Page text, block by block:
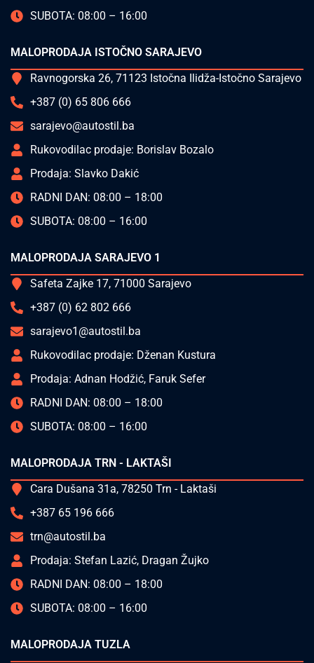
SUBOTA: 08:00 – 16:00
MALOPRODAJA ISTOČNO SARAJEVO
Ravnogorska 26, 71123 Istočna Ilidža-Istočno Sarajevo
+387 (0) 65 806 666
sarajevo@autostil.ba
Rukovodilac prodaje: Borislav Bozalo
Prodaja: Slavko Dakić
RADNI DAN: 08:00 – 18:00
SUBOTA: 08:00 – 16:00
MALOPRODAJA SARAJEVO 1
Safeta Zajke 17, 71000 Sarajevo
+387 (0) 62 802 666
sarajevo1@autostil.ba
Rukovodilac prodaje: Dženan Kustura
Prodaja: Adnan Hodžić, Faruk Sefer
RADNI DAN: 08:00 – 18:00
SUBOTA: 08:00 – 16:00
MALOPRODAJA TRN - LAKTAŠI
Cara Dušana 31a, 78250 Trn - Laktaši
+387 65 196 666
trn@autostil.ba
Prodaja: Stefan Lazić, Dragan Žujko
RADNI DAN: 08:00 – 18:00
SUBOTA: 08:00 – 16:00
MALOPRODAJA TUZLA